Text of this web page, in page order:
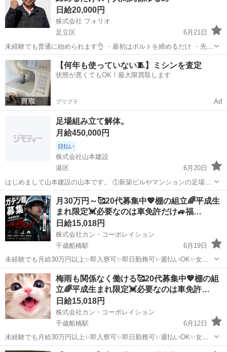
日給20,000円
株式会社 フォリオ
足立区
6月21日
未経験でも普通に始められます👌 ・最初はボルトを締めるだけ ・先輩
が横について教えます ・いきなり難しい作業はありません 👉「思っ
てたよりシンプル」が多いです 💰しっかり稼げる仕事です ￣￣￣￣
￣...
東京 足立区 鳶職
【何年も使っていない🧵】ミシンを査定
状態が悪くてもOK！最大限買取します
プリフラ Ad
足場組み立て解体。
月給450,000円
日払い
株式会社山本建設
港区
6月20日
はじめまして山本建設の山本です。 ①新築ビルやマンションの足場組
み立て解体事業をしています。 従業員 未経験15000円〜 経験者17000
円〜 日払い、週払い可能(規定あり) 交通費全額支給 社保、雇用完備
勤務態度．評...
東京 港区 鳶職 足場
月30万円～🥰20代募集中💖棚の組立🌈平成生
まれ限定💓必要なのは車免許だけ🚙福…
日給15,018円
株式会社カン・コーポレイション
千歳船橋駅
6月19日
未経験でも月給30万円以上✨即入寮可✨即日勤務可✨週払いOK✨女性
OK✨派手髪OK✨ピアスOK✨ネイルOK✨髭さんOK✨私服通勤OK✨バ
イク･自転車通勤OK✨手ぶら面接OK✨未経験者OK✨WワークOK✨友達
と応募もOK✨シフ...
東京 世田谷区 千歳船橋駅 給料
梅雨も関係なく働ける🥰20代募集中💖棚の組
立🌈平成生まれ限定💓必要なのは車免許…
日給15,018円
株式会社カン・コーポレイション
千歳船橋駅
6月12日
未経験でも月給30万円以上✨即入寮可✨即日勤務可✨週払いOK✨女性
OK✨派手髪OK✨ピアスOK✨ネイルOK✨髭さんOK✨私服通勤OK✨バ